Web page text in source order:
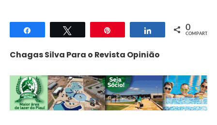
Compartilhar Compartilhar
0
COMPART.
Chagas Silva Para o Revista Opinião